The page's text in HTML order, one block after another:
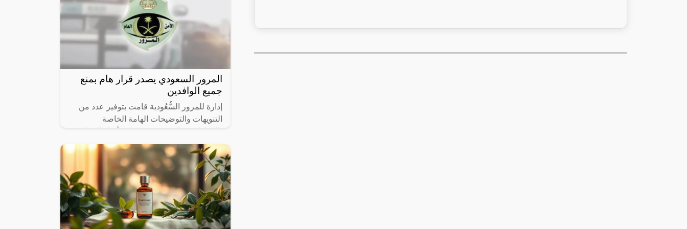
المرور السعودي يصدر قرار هام بمنع
جميع الوافدين
إدارة للمرور السُّعُودية قامت بتوفير عدد من
التنويهات والتوضيحات الهامة الخاصة
حيث ان المرة هذه وجهت طلبا لقائدي